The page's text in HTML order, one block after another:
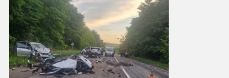
12:10, 29.07.2026